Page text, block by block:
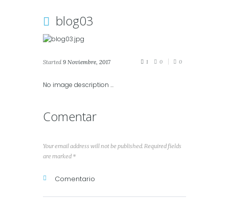
blog03
Started 9 Noviembre, 2017 1 0 0
No image description ...
Comentar
Your email address will not be published. Required fields
are marked *